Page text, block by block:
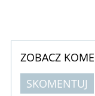
ZOBACZ
SKOMENTUJ